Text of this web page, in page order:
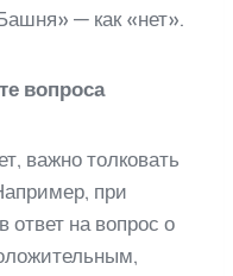
— как «нет».
вопроса
важно толковать
при
ответ на вопрос о